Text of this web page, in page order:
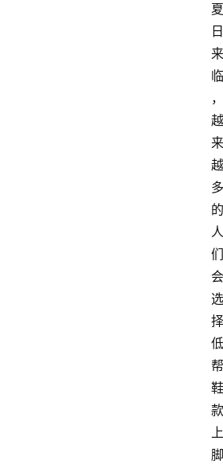
夏
日
来
临
，
越
来
越
多
的
人
们
会
选
择
低
帮
鞋
款
上
脚